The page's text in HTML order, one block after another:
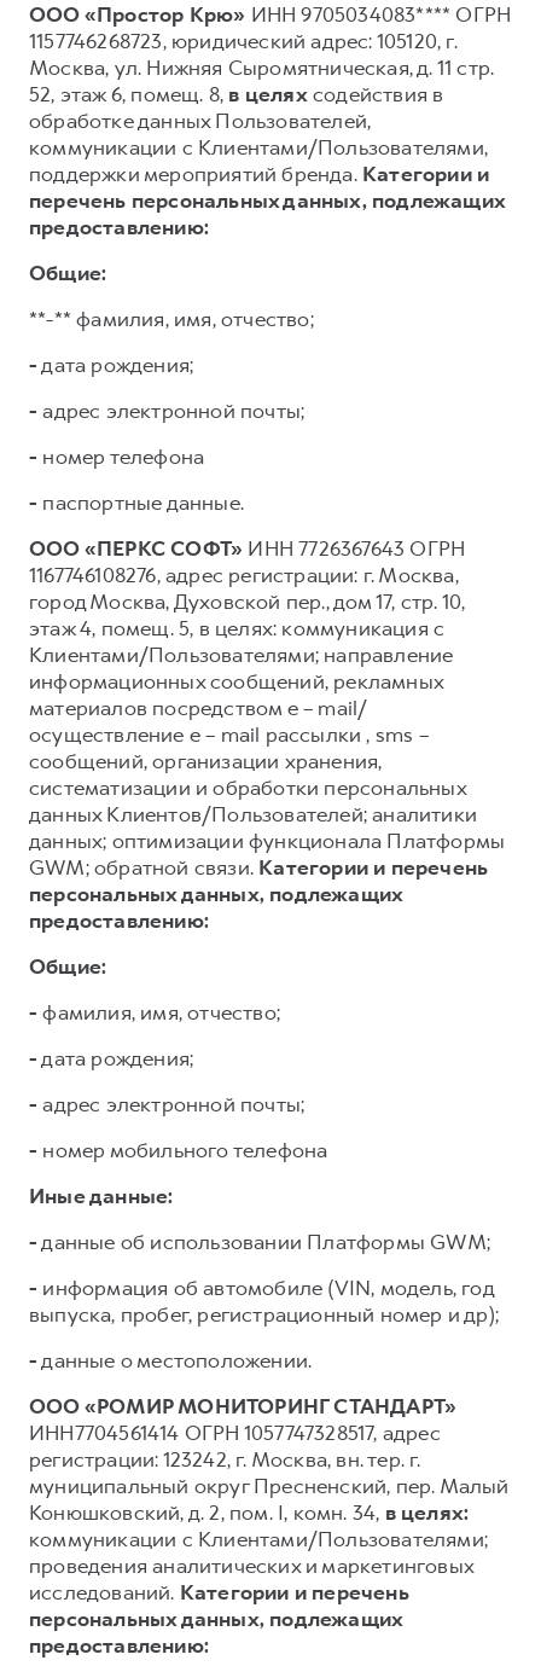
ООО «Простор Крю» ИНН 9705034083**** ОГРН
1157746268723, юридический адрес: 105120, г.
Москва, ул. Нижняя Сыромятническая, д. 11 стр.
52, этаж 6, помещ. 8, в целяхсодействия в
обработке данных Пользователей,
коммуникации с Клиентами/Пользователями,
поддержки мероприятий бренда. Категории и
перечень персональных данных, подлежащих
предоставлению:
Общие:
**-** фамилия, имя, отчество;
-дата рождения;
- адрес электронной почты;
- номер телефона
- паспортные данные.
ООО «ПЕРКС СОФТ» ИНН 7726367643 ОГРН
1167746108276, адрес регистрации: г. Москва,
город Москва, Духовской пер., дом 17, стр. 10,
этаж 4, помещ. 5, в целях: коммуникация с
Клиентами/Пользователями; направление
информационных сообщений, рекламных
материалов посредством e – mail/
осуществление e – mail рассылки , sms –
сообщений, организации хранения,
систематизации и обработки персональных
данных Клиентов/Пользователей; аналитики
данных; оптимизации функционала Платформы
GWM; обратной связи. Категории и перечень
персональных данных, подлежащих
предоставлению:
Общие:
- фамилия, имя, отчество;
-дата рождения;
- адрес электронной почты;
- номер мобильного телефона
Иные данные:
-данные об использовании Платформы GWM;
- информация об автомобиле (VIN, модель, год
выпуска, пробег, регистрационный номер и др);
-данные о местоположении.
ООО «РОМИР МОНИТОРИНГ СТАНДАРТ»
ИНН7704561414 ОГРН 1057747328517, адрес
регистрации: 123242, г. Москва, вн. тер. г.
муниципальный округ Пресненский, пер. Малый
Конюшковский, д. 2, пом. I, комн. 34, в целях:
коммуникации с Клиентами/Пользователями;
проведения аналитических и маркетинговых
исследований. Категории и перечень
персональных данных, подлежащих
предоставлению: